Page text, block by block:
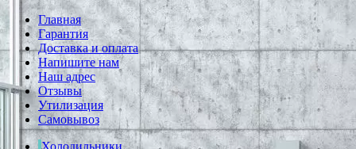
Главная
Гарантия
Доставка и оплата
Напишите нам
Наш адрес
Отзывы
Утилизация
Самовывоз
Холодильники